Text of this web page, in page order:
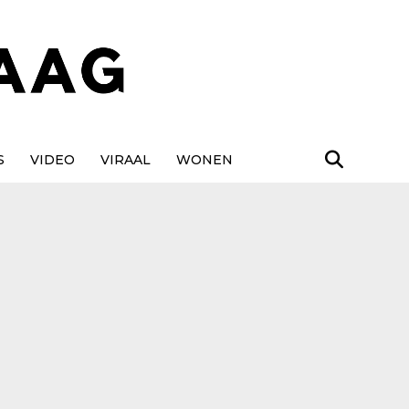
VIDEO VIRAAL WONEN